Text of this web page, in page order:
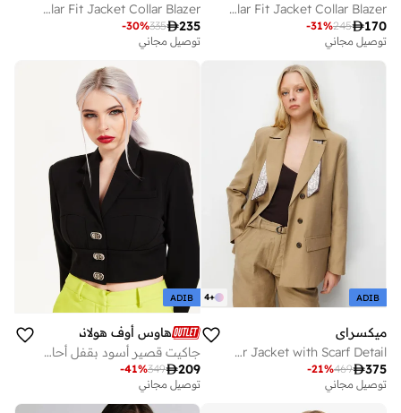
Regular Fit Jacket Collar Blazer
170
245
-31%
توصيل مجاني
Regular Fit Jacket Collar Blazer
235
335
-30%
توصيل مجاني
+
4 ADIB
ميكسراي
MIXRAY Linen Blazer Jacket with Scarf Detail
375
469
-21%
توصيل مجاني
ADIB
هاوس أوف هولاند
جاكيت قصير أسود بقفل أحادي اللون
209
349
-41%
توصيل مجاني